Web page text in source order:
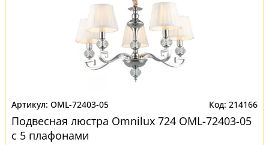
OML-72403-05 214166
Подвесная люстра Omnilux 724 OML-72403-05
с 5 плафонами